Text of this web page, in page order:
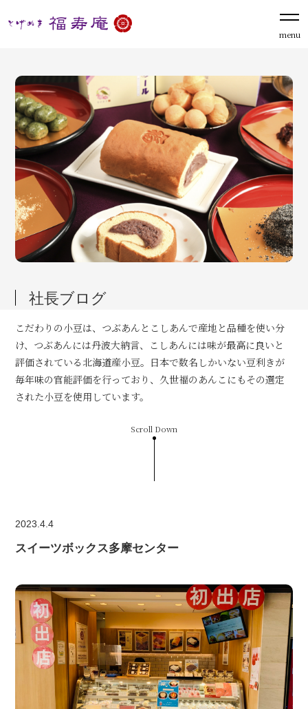
menu
社長ブログ
こだわりの小豆は、つぶあんとこしあんで産地と品種を使い分
け、つぶあんには丹波大納言、こしあんには味が最高に良いと
評価されている北海道産小豆。日本で数名しかいない豆利きが
毎年味の官能評価を行っており、久世福のあんこにもその選定
された小豆を使用しています。
Scroll Down
2023.4.4
スイーツボックス多摩センター